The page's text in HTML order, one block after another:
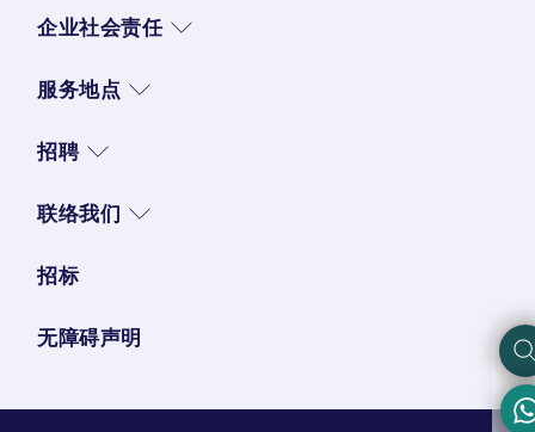
企业社会责任
服务地点
招聘
联络我们
招标
无障碍声明